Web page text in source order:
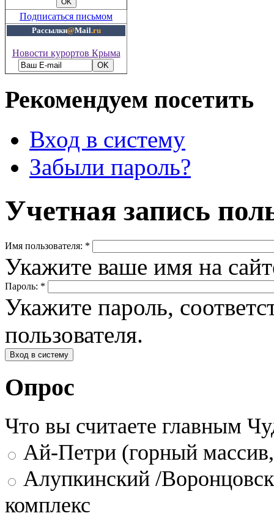
Подписаться письмом
Рассылки@Mail.ru
Новости курортов Крыма
Рекомендуем посетить
Вход в систему
Забыли пароль?
Учетная запись
Имя пользователя: *
Укажите ваше имя на
Пароль: *
Укажите пароль,
пользователя.
Опрос
Что вы считаете главным
Ай-Петри (горный
Алупкинский /
комплекс